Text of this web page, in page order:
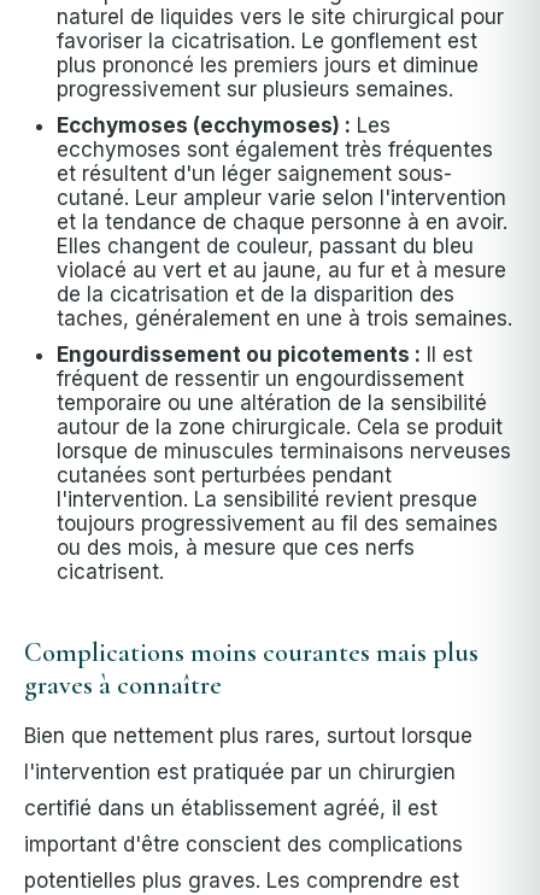
naturel de liquides vers le site chirurgical pour
favoriser la cicatrisation. Le gonflement est
plus prononcé les premiers jours et diminue
progressivement sur plusieurs semaines.
Ecchymoses (ecchymoses) : Les
ecchymoses sont également très fréquentes
et résultent d'un léger saignement sous-
cutané. Leur ampleur varie selon l'intervention
et la tendance de chaque personne à en avoir.
Elles changent de couleur, passant du bleu
violacé au vert et au jaune, au fur et à mesure
de la cicatrisation et de la disparition des
taches, généralement en une à trois semaines.
Engourdissement ou picotements : Il est
fréquent de ressentir un engourdissement
temporaire ou une altération de la sensibilité
autour de la zone chirurgicale. Cela se produit
lorsque de minuscules terminaisons nerveuses
cutanées sont perturbées pendant
l'intervention. La sensibilité revient presque
toujours progressivement au fil des semaines
ou des mois, à mesure que ces nerfs
cicatrisent.
Complications moins courantes mais plus
graves à connaître
Bien que nettement plus rares, surtout lorsque
l'intervention est pratiquée par un chirurgien
certifié dans un établissement agréé, il est
important d'être conscient des complications
potentielles plus graves. Les comprendre est